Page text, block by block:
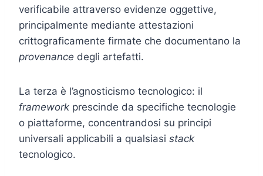
verificabile attraverso evidenze oggettive,
principalmente mediante attestazioni
crittograficamente firmate che documentano la
provenance degli artefatti.
La terza è l’agnosticismo tecnologico: il
framework prescinde da specifiche tecnologie
o piattaforme, concentrandosi su principi
universali applicabili a qualsiasi stack
tecnologico.